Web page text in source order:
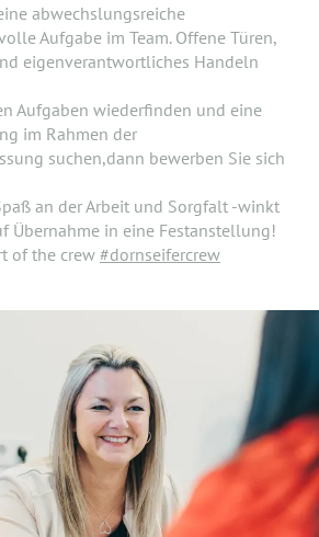
abwechslungsreiche
Aufgabe im Team. Offene Türen,
eigenverantwortliches Handeln
Aufgaben wiederfinden und eine
im Rahmen der
suchen,dann bewerben Sie sich
an der Arbeit und Sorgfalt -winkt
Übernahme in eine Festanstellung!
of the crew #dornseifercrew